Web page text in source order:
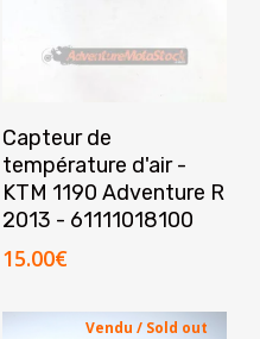
Lire La Suite
Capteur de
température d'air -
KTM 1190 Adventure R
2013 - 61111018100
15.00€
Vendu / Sold out